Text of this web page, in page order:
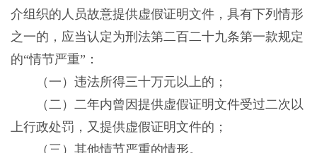
介组织的人员故意提供虚假证明文件，具有下列情形
之一的，应当认定为刑法第二百二十九条第一款规定
的“情节严重”：
（一）违法所得三十万元以上的；
（二）二年内曾因提供虚假证明文件受过二次以
上行政处罚，又提供虚假证明文件的；
（三）其他情节严重的情形。